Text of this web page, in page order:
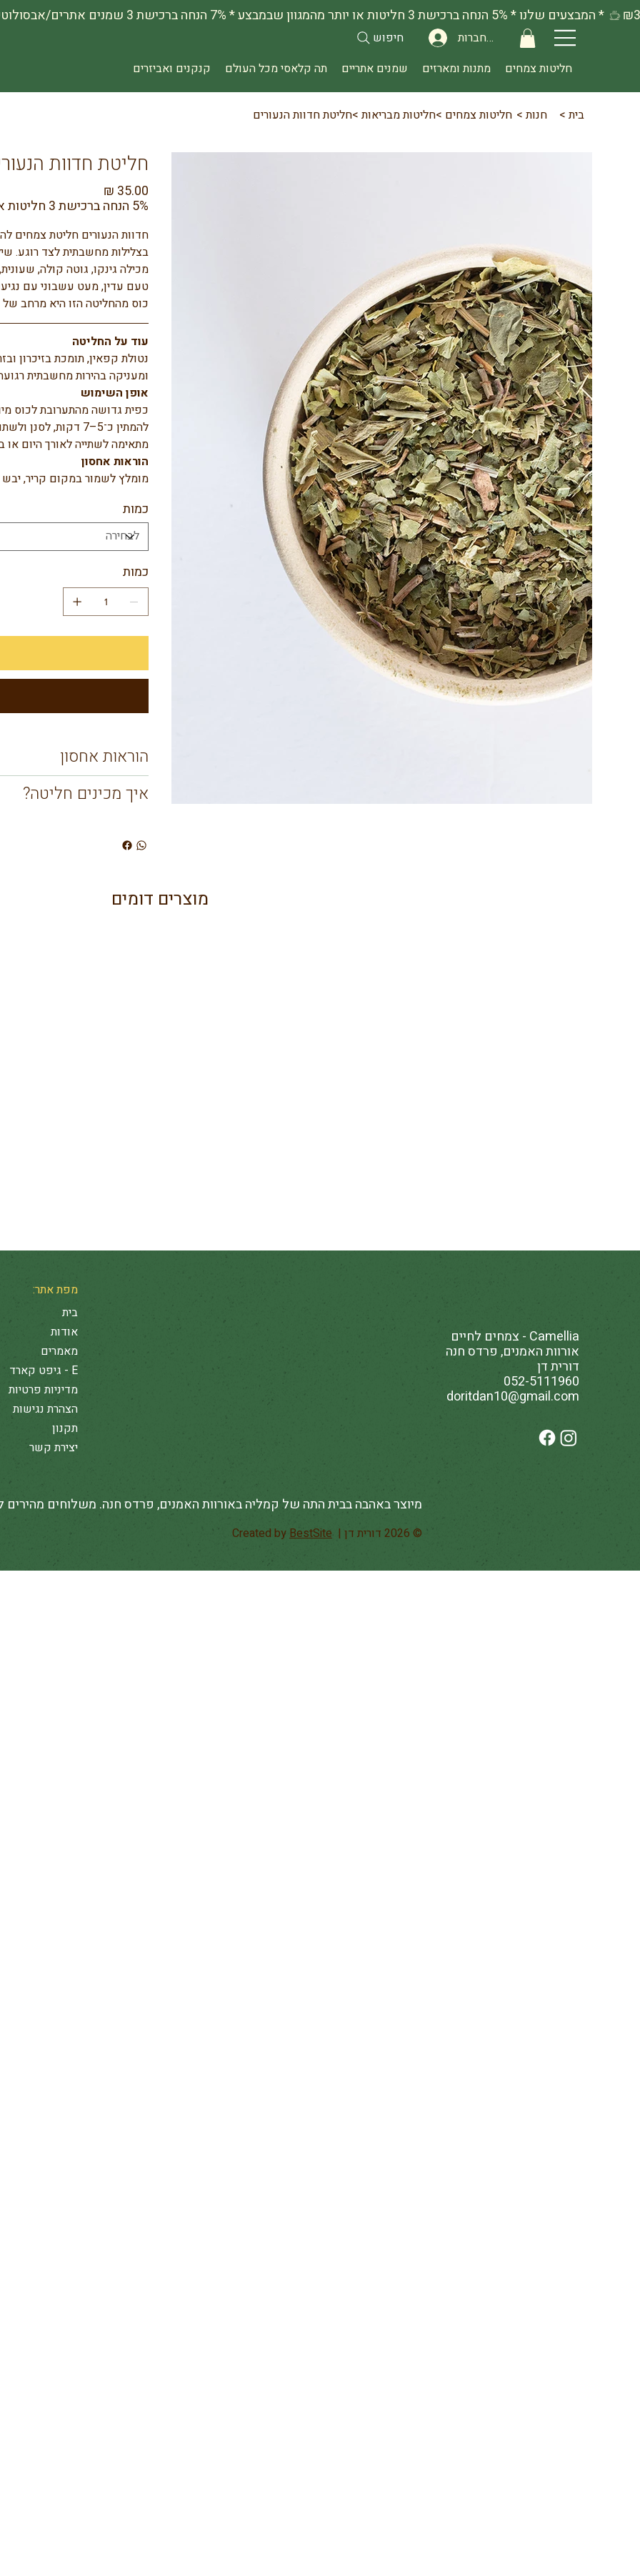
להתחברות
חיפוש
חליטות צמחים
מתנות ומארזים שמנים אתריים תה קלאסי מכל העולם קנקנים ואביזרים
בית > חנות > חליטות צמחים >חליטות מבריאות >חליטת חדוות הנעורים
חליטת חדוות
מחיר
5% הנחה ברכישת 3 חליטות או יותר מהמגוון באתר
חדוות הנעורים חליטת צמחים
בצלילות מחשבתית לצד רוגע.
מכילה גינקו, גוטה קולה,
טעם עדין, מעט עשבוני עם
כוס מהחליטה הזו היא מרחב
עוד על החליטה
נטולת קפאין, תומכת בזיכרון
ומעניקה בהירות מחשבתית
אופן השימוש
כפית גדושה מהתערובת לכוס
להמתין כ־5–7 דקות, לסנן ולשתות.
מתאימה לשתייה לאורך היום
הוראות אחסון
מומלץ לשמור במקום קריר, יבש
כמות
כמות
הוראות אחסון
איך מכינים חליטה?
מוצרים דומים
מפת אתר:
בית
אודות
מאמרים
E - גיפט קארד
מדיניות פרטיות
הצהרת נגישות
תקנון
יצירת קשר
Camellia - צמחים לחיים
אורוות האמנים, פרדס חנה
דורית דן
052-5111960
doritdan10@gmail.com
מיוצר באהבה בבית התה של קמליה באורוות האמנים, פרדס חנה. משלוחים
© 2026 דורית דן | Created by BestSite